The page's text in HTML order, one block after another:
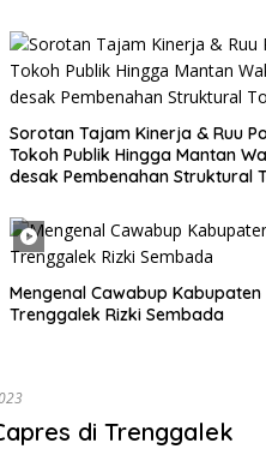
Sorotan Tajam Kinerja & Ruu
Tokoh Publik Hingga Mantan
desak Pembenahan Struktural
Mengenal Cawabup Kabupaten
Trenggalek Rizki Sembada
di Trenggalek